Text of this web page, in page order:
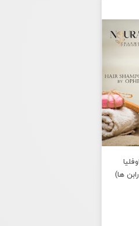
ها)